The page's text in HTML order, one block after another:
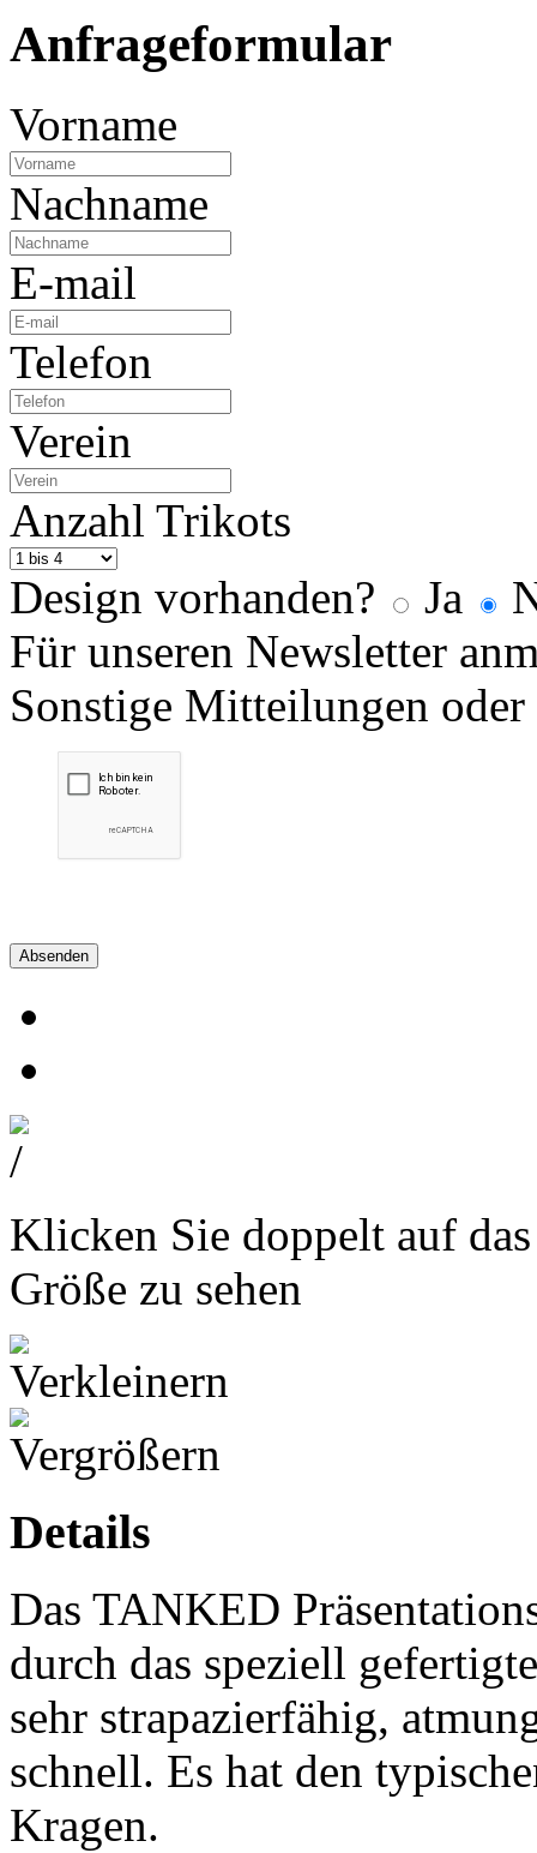
Anfrageformular
Vorname
Nachname
E-mail
Telefon
Verein
Anzahl Trikots
Design vorhanden?
Ja
Für unseren Newsletter
Sonstige Mitteilungen oder
Absenden
Klicken Sie doppelt auf
Größe zu sehen
Details
Das TANKED
durch das speziell
sehr strapazierfähig,
schnell. Es hat den
Kragen.